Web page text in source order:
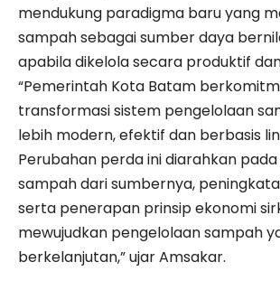
mendukung paradigma baru yang
sampah sebagai sumber daya
apabila dikelola secara produktif
“Pemerintah Kota Batam
transformasi sistem pengelolaan
lebih modern, efektif dan berbasis
Perubahan perda ini diarahkan
sampah dari sumbernya,
serta penerapan prinsip ekonomi
mewujudkan pengelolaan sampah
berkelanjutan,” ujar Amsakar.